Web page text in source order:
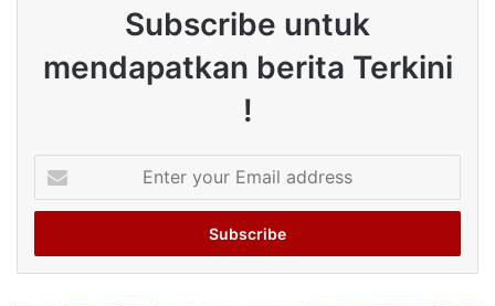
Subscribe untuk
mendapatkan berita Terkini
!
your
Email